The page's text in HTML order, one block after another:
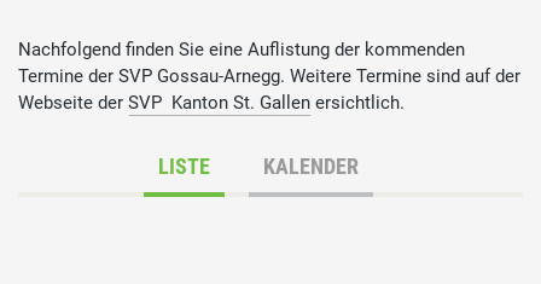
Nachfolgend finden Sie eine Auflistung der kommenden
Termine der SVP Gossau-Arnegg. Weitere Termine sind auf der
Webseite der SVP Kanton St. Gallen ersichtlich.
LISTE KALENDER